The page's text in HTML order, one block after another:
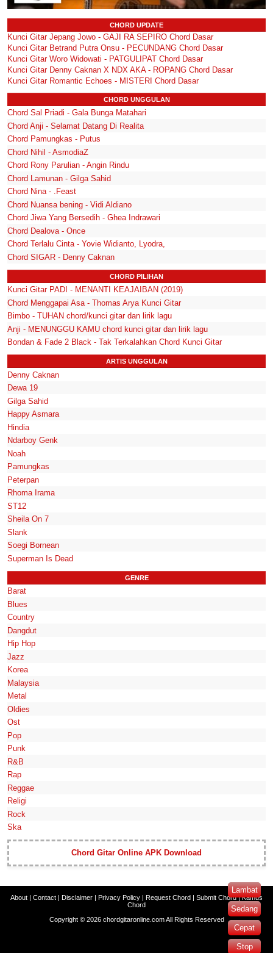
Lambat
Sedang
Cepat
Stop
CHORD UPDATE
Kunci Gitar Jepang Jowo - GAJI RA SEPIRO Chord Dasar
Kunci Gitar Betrand Putra Onsu - PECUNDANG Chord Dasar
Kunci Gitar Woro Widowati - PATGULIPAT Chord Dasar
Kunci Gitar Denny Caknan X NDX AKA - ROPANG Chord Dasar
Kunci Gitar Romantic Echoes - MISTERI Chord Dasar
CHORD UNGGULAN
Chord Sal Priadi - Gala Bunga Matahari
Chord Anji - Selamat Datang Di Realita
Chord Pamungkas - Putus
Chord Nihil - AsmodiaZ
Chord Rony Parulian - Angin Rindu
Chord Lamunan - Gilga Sahid
Chord Nina - .Feast
Chord Nuansa bening - Vidi Aldiano
Chord Jiwa Yang Bersedih - Ghea Indrawari
Chord Dealova - Once
Chord Terlalu Cinta - Yovie Widianto, Lyodra,
Chord SIGAR - Denny Caknan
CHORD PILIHAN
Kunci Gitar PADI - MENANTI KEAJAIBAN (2019)
Chord Menggapai Asa - Thomas Arya Kunci Gitar
Bimbo - TUHAN chord/kunci gitar dan lirik lagu
Anji - MENUNGGU KAMU chord kunci gitar dan lirik lagu
Bondan & Fade 2 Black - Tak Terkalahkan Chord Kunci Gitar
ARTIS UNGGULAN
Denny Caknan
Dewa 19
Gilga Sahid
Happy Asmara
Hindia
Ndarboy Genk
Noah
Pamungkas
Peterpan
Rhoma Irama
ST12
Sheila On 7
Slank
Soegi Bornean
Superman Is Dead
GENRE
Barat
Blues
Country
Dangdut
Hip Hop
Jazz
Korea
Malaysia
Metal
Oldies
Ost
Pop
Punk
R&B
Rap
Reggae
Religi
Rock
Ska
Chord Gitar Online APK Download
About Contact Disclaimer Privacy Policy Request Chord Submit Chord|Kamus
Chord
Copyright © 2026 chordgitaronline.comAll Rights Reserved